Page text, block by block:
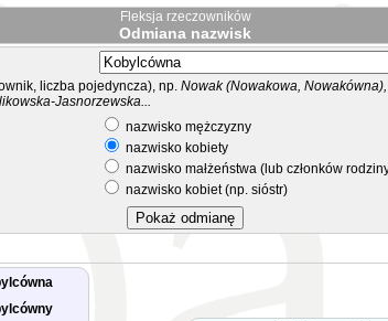
Fleksja rzeczowników
Odmiana nazwisk
liczba pojedyncza), np. Nowak (Nowakowa,
Jasnorzewska...
nazwisko mężczyzny
nazwisko kobiety
nazwisko małżeństwa (lub członków
nazwisko kobiet (np. sióstr)